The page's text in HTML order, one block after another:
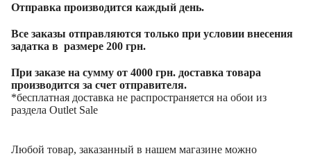
Отправка производится каждый день.
Все заказы отправляются только при условии внесения
задатка в размере 200 грн.
При заказе на сумму от 4000 грн. доставка товара
производится за счет отправителя.
*бесплатная доставка не распространяется на обои из
раздела Outlet Sale
Любой товар, заказанный в нашем магазине можно